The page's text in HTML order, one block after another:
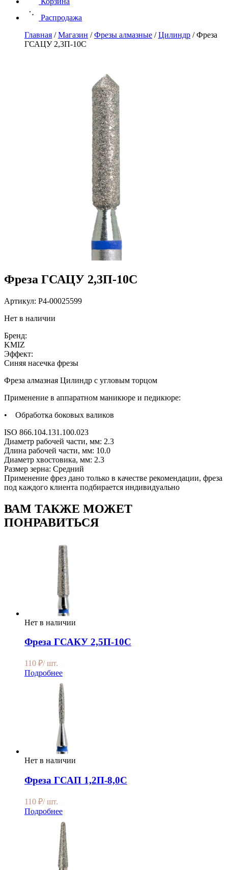
Распродажа
Главная /Магазин /Фрезы алмазные /Цилиндр /Фреза
ГСАЦУ 2,3П-10С
Фреза ГСАЦУ 2,3П-10С
Артикул: P4-00025599
Нет в наличии
Бренд:
KMIZ
Эффект:
Cиняя насечка фрезы
Фреза алмазная Цилиндр с угловым торцом
Применение в аппаратном маникюре и педикюре:
• Обработка боковых валиков
ISO 866.104.131.100.023
Диаметр рабочей части, мм: 2.3
Длина рабочей части, мм: 10.0
Диаметр хвостовика, мм: 2.3
Размер зерна: Средний
Применение фрез дано только в качестве рекомендации, фреза
под каждого клиента подбирается индивидуально
ВАМ ТАКЖЕ МОЖЕТ
ПОНРАВИТЬСЯ
Нет в наличии
Фреза ГСАКУ 2,5П-10С
110 ₽/ шт.
Подробнее
Нет в наличии
Фреза ГСАП 1,2П-8,0С
110 ₽/ шт.
Подробнее